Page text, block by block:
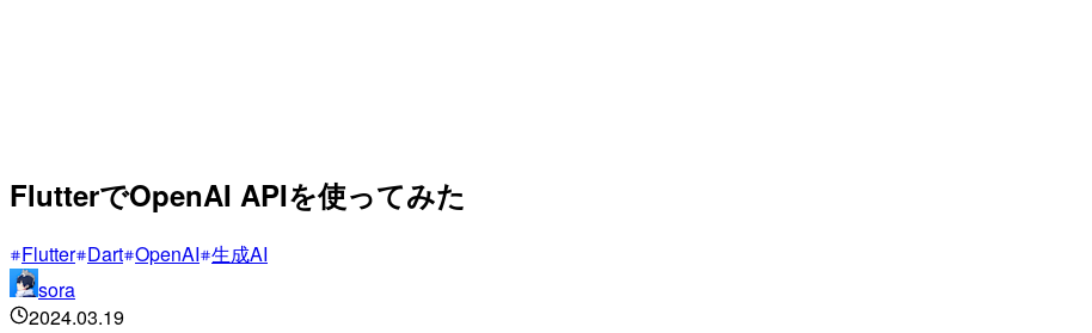
FlutterでOpenAI APIを使ってみた
Flutter Dart OpenAI 生成AI
sora
2024.03.19